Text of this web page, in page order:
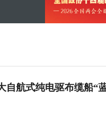
自航式纯电驱布缆船“